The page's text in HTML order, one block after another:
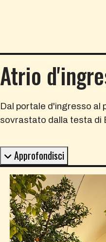
Atrio
Dal portale d'ingresso al
sovrastato dalla testa di
Approfondisci